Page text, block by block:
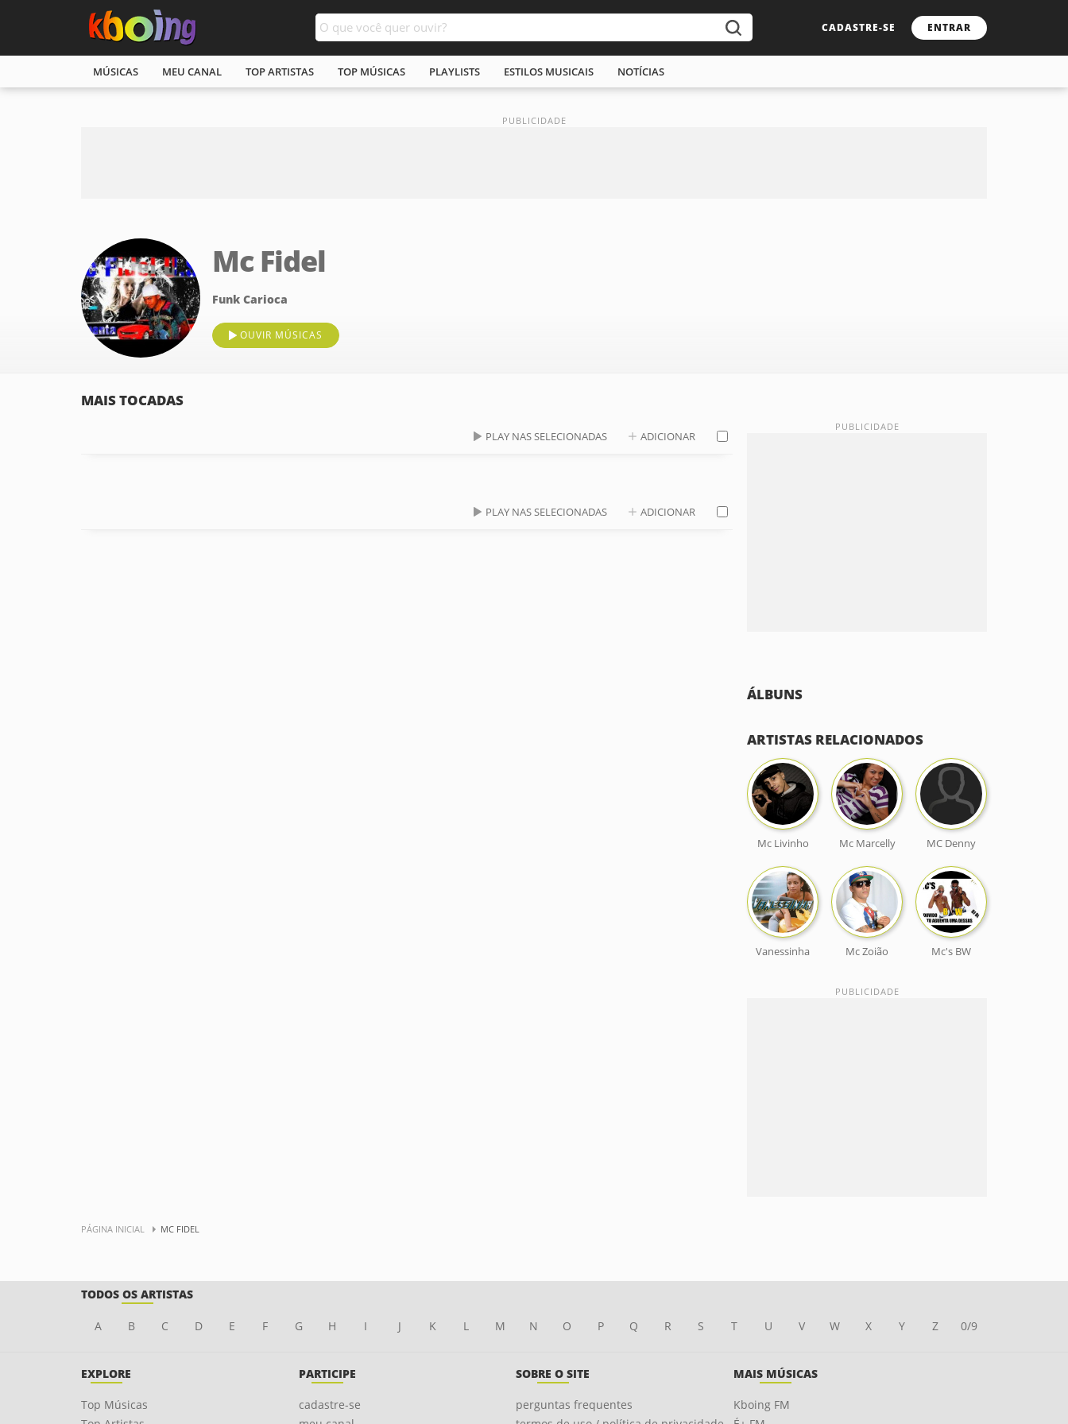
CADASTRE-SE ENTRAR
MÚSICAS MEU CANAL TOP ARTISTAS TOP MÚSICAS PLAYLISTS ESTILOS MUSICAIS NOTÍCIAS
Mc Fidel
Funk Carioca
OUVIR MÚSICAS
MAIS TOCADAS
PLAY NAS SELECIONADAS ADICIONAR
PLAY NAS SELECIONADAS ADICIONAR
ÁLBUNS
ARTISTAS RELACIONADOS
Mc Livinho Mc Marcelly MC Denny
Vanessinha Mc Zoião Mc's BW
PÁGINA INICIAL MC FIDEL
TODOS OS ARTISTAS
A B C D E F G H I J K L M N O P Q R S T U V W X Y Z 0/9
EXPLORE
Top Músicas
PARTICIPE
cadastre-se
SOBRE O SITE
perguntas frequentes
MAIS MÚSICAS
Kboing FM